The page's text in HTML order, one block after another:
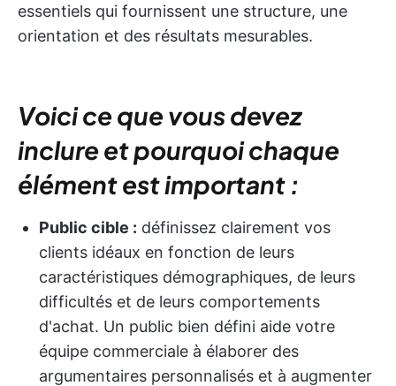
essentiels qui fournissent une structure, une
orientation et des résultats mesurables.
Voici ce que vous devez
inclure et pourquoi chaque
élément est important :
Public cible : définissez clairement vos
clients idéaux en fonction de leurs
caractéristiques démographiques, de leurs
difficultés et de leurs comportements
d'achat. Un public bien défini aide votre
équipe commerciale à élaborer des
argumentaires personnalisés et à augmenter